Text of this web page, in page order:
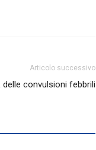
Articolo successivo
convulsioni febbrili